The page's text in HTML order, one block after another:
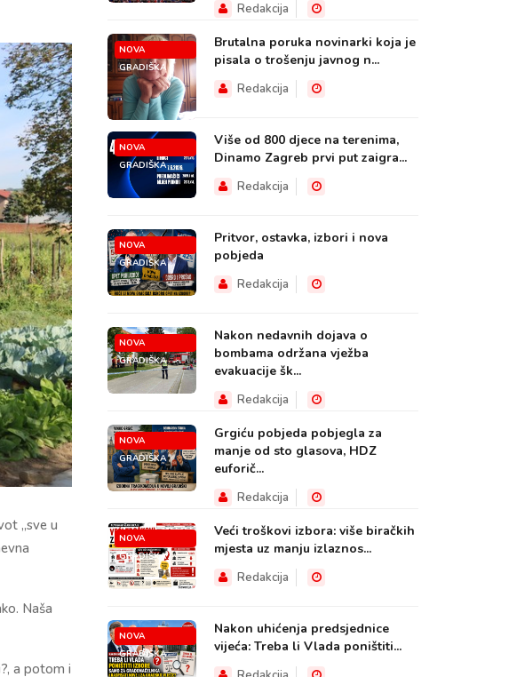
„sve u
Naša
a potom i
Redakcija
NOVA
GRADIŠKA
Brutalna poruka novinarki koja je
pisala o trošenju javnog n...
Redakcija
NOVA
GRADIŠKA
Više od 800 djece na terenima,
Dinamo Zagreb prvi put zaigra...
Redakcija
NOVA
GRADIŠKA
Pritvor, ostavka, izbori i nova
pobjeda
Redakcija
NOVA
GRADIŠKA
Nakon nedavnih dojava o
bombama održana vježba
evakuacije šk...
Redakcija
NOVA
GRADIŠKA
Grgiću pobjeda pobjegla za
manje od sto glasova, HDZ
euforič...
Redakcija
NOVA
GRADIŠKA
Veći troškovi izbora: više biračkih
mjesta uz manju izlaznos...
Redakcija
NOVA
GRADIŠKA
Nakon uhićenja predsjednice
vijeća: Treba li Vlada poništiti...